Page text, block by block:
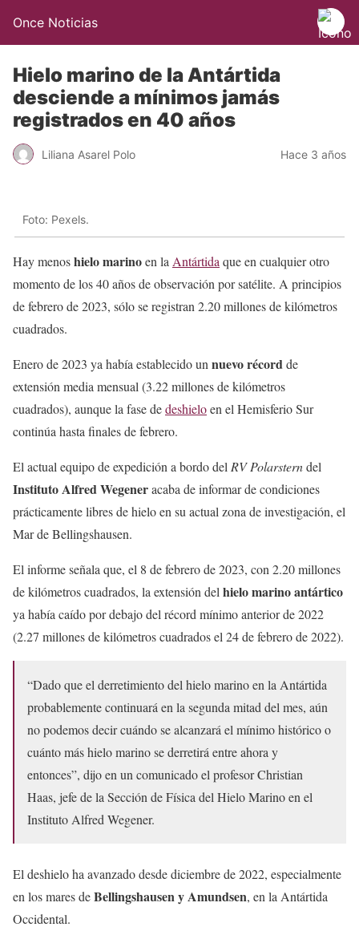
Once Noticias
Hielo marino de la Antártida
desciende a mínimos jamás
registrados en 40 años
Liliana Asarel Polo Hace 3 años
Foto: Pexels.
Hay menoshielo marinoen la Antártida que en cualquier otro
momento de los 40 años de observación por satélite. A principios
de febrero de 2023, sólo se registran 2.20 millones de kilómetros
cuadrados.
Enero de 2023 ya había establecido un nuevo récordde
extensión media mensual (3.22 millones de kilómetros
cuadrados), aunque la fase dedeshieloen el Hemisferio Sur
continúa hasta finales de febrero.
El actual equipo de expedición a bordo del RV Polarsterndel
Instituto Alfred Wegeneracaba de informar de condiciones
prácticamente libres de hielo en su actual zona de investigación, el
Mar de Bellingshausen.
El informe señala que, el 8 de febrero de 2023, con 2.20 millones
de kilómetros cuadrados, la extensión del hielo marino antártico
ya había caído por debajo del récord mínimo anterior de 2022
(2.27 millones de kilómetros cuadrados el 24 de febrero de 2022).
“Dado que el derretimiento del hielo marino en la Antártida
probablemente continuará en la segunda mitad del mes, aún
no podemos decir cuándo se alcanzará el mínimo histórico o
cuánto más hielo marino se derretirá entre ahora y
entonces”, dijo en un comunicado el profesor Christian
Haas, jefe de la Sección de Física del Hielo Marino en el
Instituto Alfred Wegener.
El deshielo ha avanzado desde diciembre de 2022, especialmente
en los mares deBellingshausen y Amundsen, en la Antártida
Occidental.